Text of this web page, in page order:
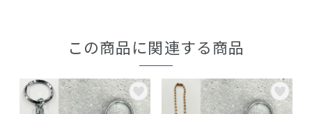
この商品に関連する商品